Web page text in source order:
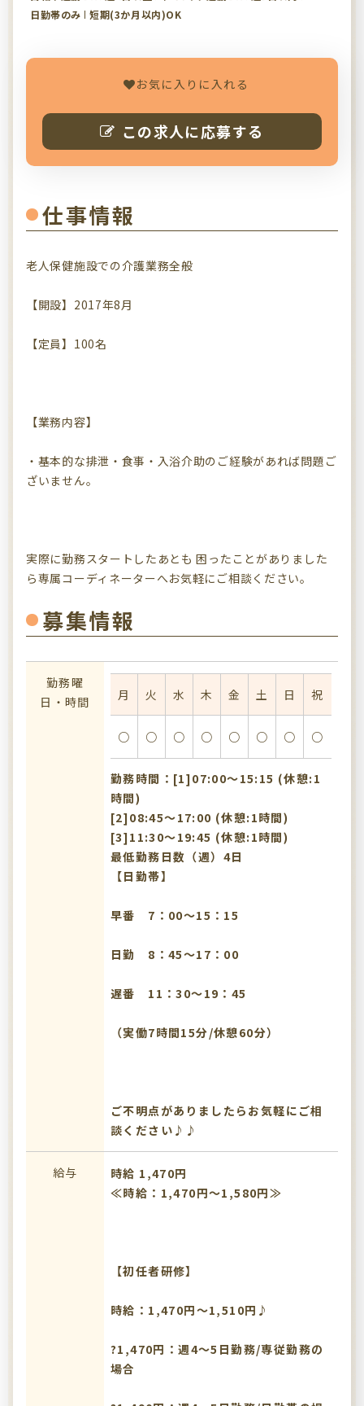
日勤帯のみ
短期(3か月以内)OK
お気に入りに入れる
この求人に応募する
仕事情報
老人保健施設での介護業務全般
【開設】2017年8月
【定員】100名
【業務内容】
・基本的な排泄・食事・入浴介助のご経験があれば問題ご
ざいません。
実際に勤務スタートしたあとも 困ったことがありました
ら専属コーディネーターへお気軽にご相談ください。
募集情報
勤務曜
日・時間
月 火 水 木 金 土 日 祝
○ ○ ○ ○ ○ ○ ○ ○
勤務時間：[1]07:00〜15:15 (休憩:1
時間)
[2]08:45〜17:00 (休憩:1時間)
[3]11:30〜19:45 (休憩:1時間)
最低勤務日数（週）4日
【日勤帯】
早番 7：00～15：15
日勤 8：45～17：00
遅番 11：30～19：45
（実働7時間15分/休憩60分）
ご不明点がありましたらお気軽にご相
談ください♪♪
給与
時給 1,470円
≪時給：1,470円～1,580円≫
【初任者研修】
時給：1,470円～1,510円♪
?1,470円：週4～5日勤務/専従勤務の
場合